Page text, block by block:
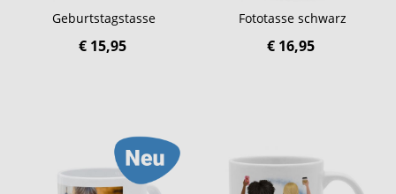
Geburtstagstasse
€ 15,95
Fototasse schwarz
€ 16,95